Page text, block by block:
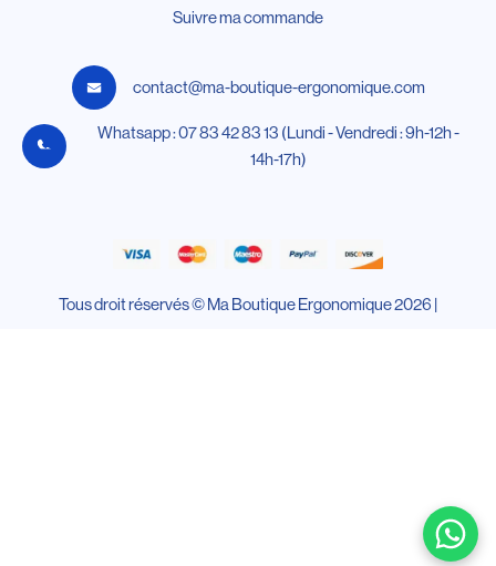
Suivre ma commande
contact@ma-boutique-ergonomique.com
Whatsapp : 07 83 42 83 13 (Lundi - Vendredi : 9h-12h -
14h-17h)
Tous droit réservés © Ma Boutique Ergonomique 2026 |